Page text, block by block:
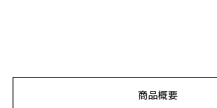
商品概要